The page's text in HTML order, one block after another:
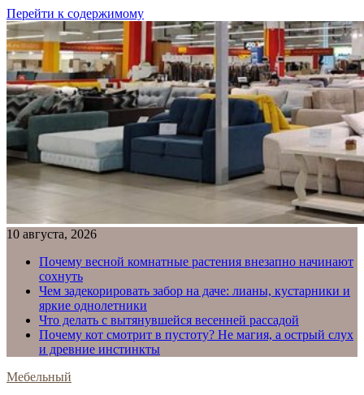
Перейти к содержимому
10 августа, 2026
Почему весной комнатные растения внезапно начинают
сохнуть
Чем задекорировать забор на даче: лианы, кустарники и
яркие однолетники
Что делать с вытянувшейся весенней рассадой
Почему кот смотрит в пустоту? Не магия, а острый слух
и древние инстинкты
Мебельный